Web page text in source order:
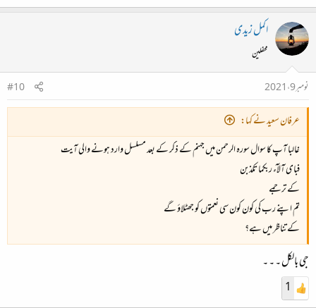
اکمل زیدی
محفلین
نومبر 9، 2021
#10
عرفان سعید نے کہا:
غالبا آپ کا سوال سورہ الرحمن میں جہنم کے ذکر کے بعد مسلسل وارد ہونے والی آیت
فبای آلآء ربکما تکذبن
کے ترجمے
تم اپنے رب کی کون کون سی نعمتوں کو جھٹلاؤ گے
کے تناظر میں ہے؟
جی بالکل ۔ ۔ ۔
1